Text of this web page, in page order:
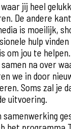
jij heel
De andere
is moeilijk,
hulp
om jou te
na over
we in door
Soms zal je
uitvoering.
samenwerking